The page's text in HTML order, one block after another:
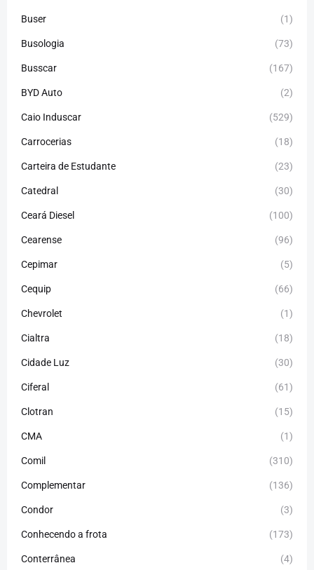
Buser (1)
Busologia (73)
Busscar (167)
BYD Auto (2)
Caio Induscar (529)
Carrocerias (18)
Carteira de Estudante (23)
Catedral (30)
Ceará Diesel (100)
Cearense (96)
Cepimar (5)
Cequip (66)
Chevrolet (1)
Cialtra (18)
Cidade Luz (30)
Ciferal (61)
Clotran (15)
CMA (1)
Comil (310)
Complementar (136)
Condor (3)
Conhecendo a frota (173)
Conterrânea (4)